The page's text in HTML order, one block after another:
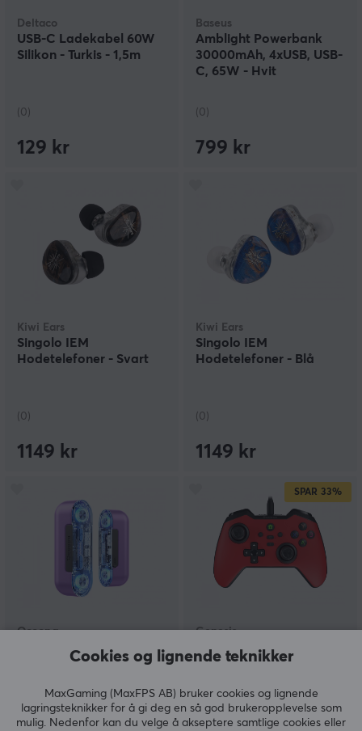
Deltaco
USB-C Ladekabel 60W
Silikon - Turkis - 1,5m
(0)
129 kr
Baseus
Amblight Powerbank
30000mAh, 4xUSB, USB-
C, 65W - Hvit
(0)
799 kr
Kiwi Ears
Singolo IEM
Hodetelefoner - Svart
(0)
1149 kr
Kiwi Ears
Singolo IEM
Hodetelefoner - Blå
(0)
1149 kr
Ocoopa
UT2s GamerPro
Elektronisk Håndvarmer
(43)
SPAR 33%
Genesis
Mangan 300 Kontroller -
Rød
(2)
Cookies og lignende teknikker
MaxGaming (MaxFPS AB) bruker cookies og lignende
lagringsteknikker for å gi deg en så god brukeropplevelse som
mulig. Nedenfor kan du velge å akseptere samtlige cookies eller